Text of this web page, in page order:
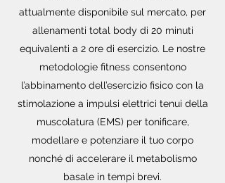
attualmente disponibile sul mercato, per
allenamenti total body di 20 minuti
equivalenti a 2 ore di esercizio. Le nostre
metodologie fitness consentono
l’abbinamento dell’esercizio fisico con la
stimolazione a impulsi elettrici tenui della
muscolatura (EMS) per tonificare,
modellare e potenziare il tuo corpo
nonché di accelerare il metabolismo
basale in tempi brevi.